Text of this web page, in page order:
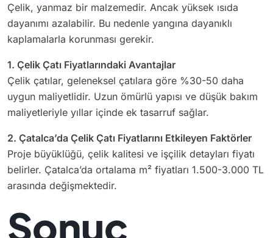
Çelik, yanmaz bir malzemedir. Ancak yüksek ısıda
dayanımı azalabilir. Bu nedenle yangına dayanıklı
kaplamalarla korunması gerekir.
1. Çelik Çatı Fiyatlarındaki Avantajlar
Çelik çatılar, geleneksel çatılara göre %30-50 daha
uygun maliyetlidir. Uzun ömürlü yapısı ve düşük bakım
maliyetleriyle yıllar içinde ek tasarruf sağlar.
2. Çatalca’da Çelik Çatı Fiyatlarını Etkileyen Faktörler
Proje büyüklüğü, çelik kalitesi ve işçilik detayları fiyatı
belirler. Çatalca’da ortalama m² fiyatları 1.500-3.000 TL
arasında değişmektedir.
Sonuç